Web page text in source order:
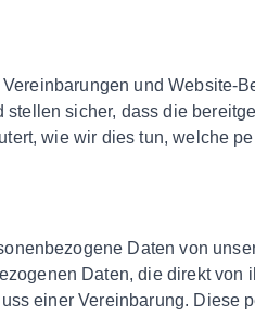
und Website-
sicher, dass die
wie wir dies tun, welche
Daten von
Daten, die direkt von
einer Vereinbarung. Diese